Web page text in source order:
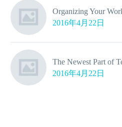
Organizing Your
2016年4月22日
The Newest Part of
2016年4月22日